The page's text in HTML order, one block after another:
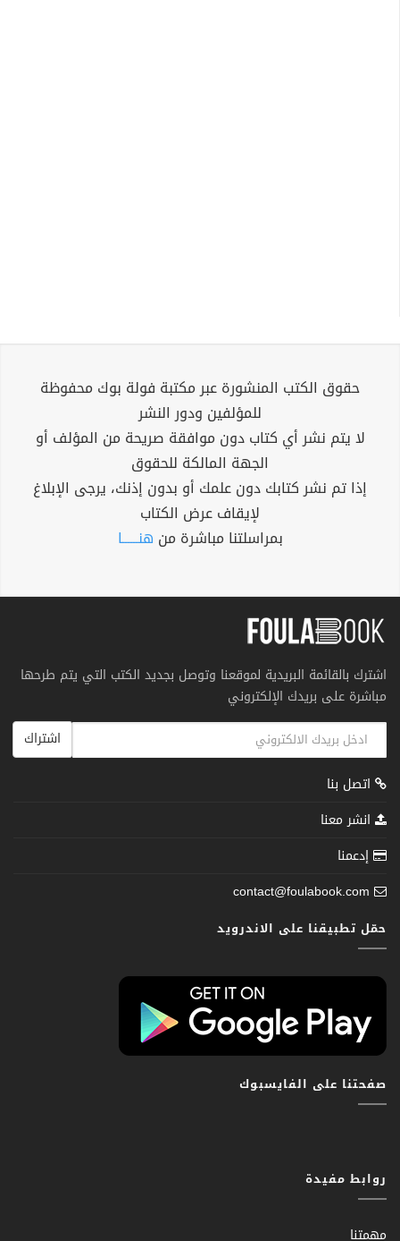
حقوق الكتب المنشورة عبر مكتبة فولة بوك محفوظة
للمؤلفين ودور النشر
لا يتم نشر أي كتاب دون موافقة صريحة من المؤلف أو
الجهة المالكة للحقوق
إذا تم نشر كتابك دون علمك أو بدون إذنك، يرجى الإبلاغ
لإيقاف عرض الكتاب
بمراسلتنا مباشرة من هنــــــا
اشترك بالقائمة البريدية لموقعنا وتوصل بجديد الكتب التي يتم طرحها
مباشرة على بريدك الإلكتروني
اشتراك
اتصل بنا
انشر معنا
إدعمنا
contact@foulabook.com
حمّل تطبيقنا على الاندرويد
صفحتنا على الفايسبوك
روابط مفيدة
مهمتنا